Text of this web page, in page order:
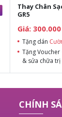
Thay Chân
GR5
Giá:
Tặng dán
Tặng Voucher
& sửa chữa
CHÍNH